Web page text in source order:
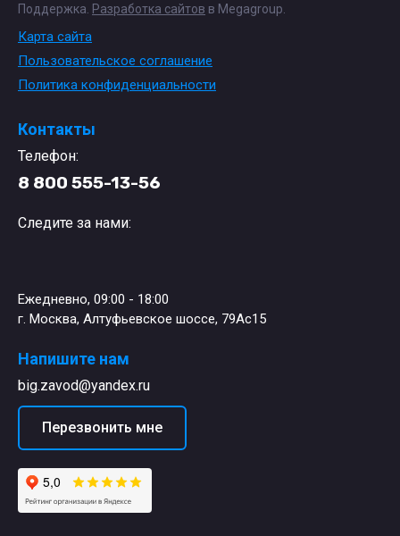
Поддержка. Разработка сайтов в Megagroup.
Карта сайта
Пользовательское соглашение
Политика конфиденциальности
Контакты
Телефон:
8 800 555-13-56
Следите за нами:
Ежедневно, 09:00 - 18:00
г. Москва, Алтуфьевское шоссе, 79Ас15
Напишите нам
big.zavod@yandex.ru
Перезвонить мне